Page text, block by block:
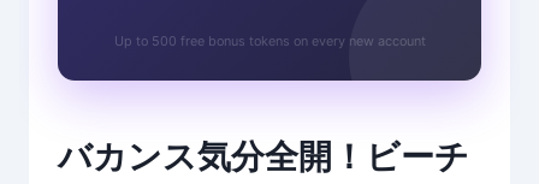
Up to 500 free bonus tokens on every new account
バカンス気分全開！ビーチ